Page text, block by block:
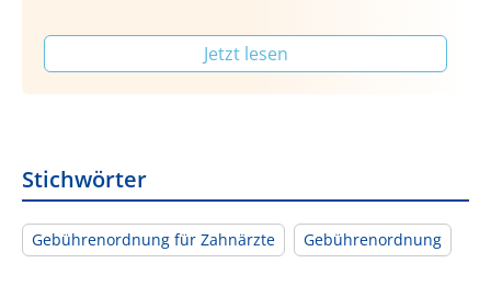
Jetzt lesen
Stichwörter
Gebührenordnung für Zahnärzte Gebührenordnung